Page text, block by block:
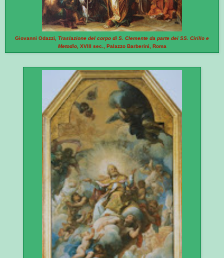
Giovanni Odazzi, Traslazione del corpo di S. Clemente da parte dei SS. Cirillo e
Metodio, XVIII sec., Palazzo Barberini, Roma